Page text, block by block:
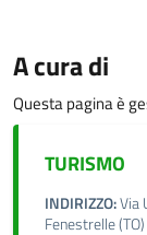
A cura di
Questa pagina è
TURISMO
INDIRIZZO:Via
Fenestrelle (TO)